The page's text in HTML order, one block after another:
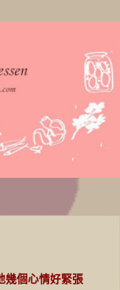
幾個心情好緊張